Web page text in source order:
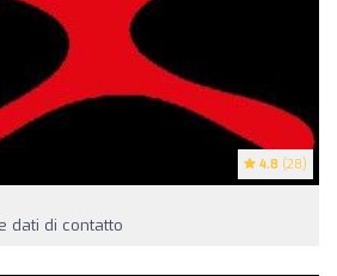
4.8 (28)
dati di contatto